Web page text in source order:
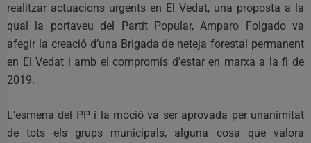
realitzar actuacions urgents en El Vedat, una proposta a la
qual la portaveu del Partit Popular, Amparo Folgado va
afegir la creació d’una Brigada de neteja forestal permanent
en El Vedat i amb el compromís d’estar en marxa a la fi de
2019.
L’esmena del PP i la moció va ser aprovada per unanimitat
de tots els grups municipals, alguna cosa que valora